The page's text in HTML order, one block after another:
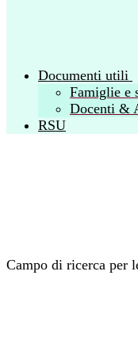
Documenti utili
Famiglie e
Docenti &
RSU
Campo di ricerca per